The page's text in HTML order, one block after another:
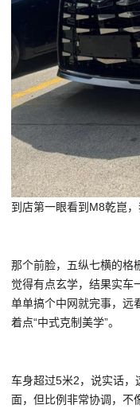
到店第一眼看到M8乾崑
那个前脸，五纵七横的格
觉得有点玄学，结果实车
单单搞个中网就完事，远
着点“中式克制美学”。
车身超过5米2，说实话，
面，但比例非常协调，不